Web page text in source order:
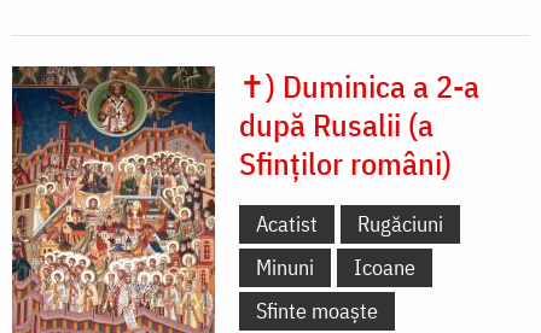
✝) Duminica a 2-a
după Rusalii (a
Sfinților români)
Acatist
Rugăciuni
Minuni
Icoane
Sfinte moaște